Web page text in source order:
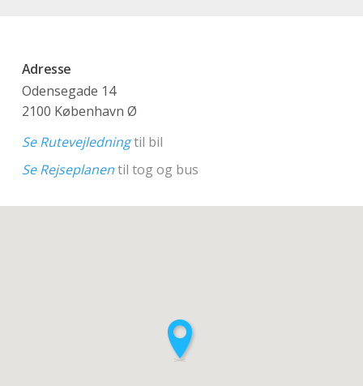
Adresse
Odensegade 14
2100 København Ø
Se Rutevejledningtil bil
Se Rejseplanentil tog og bus